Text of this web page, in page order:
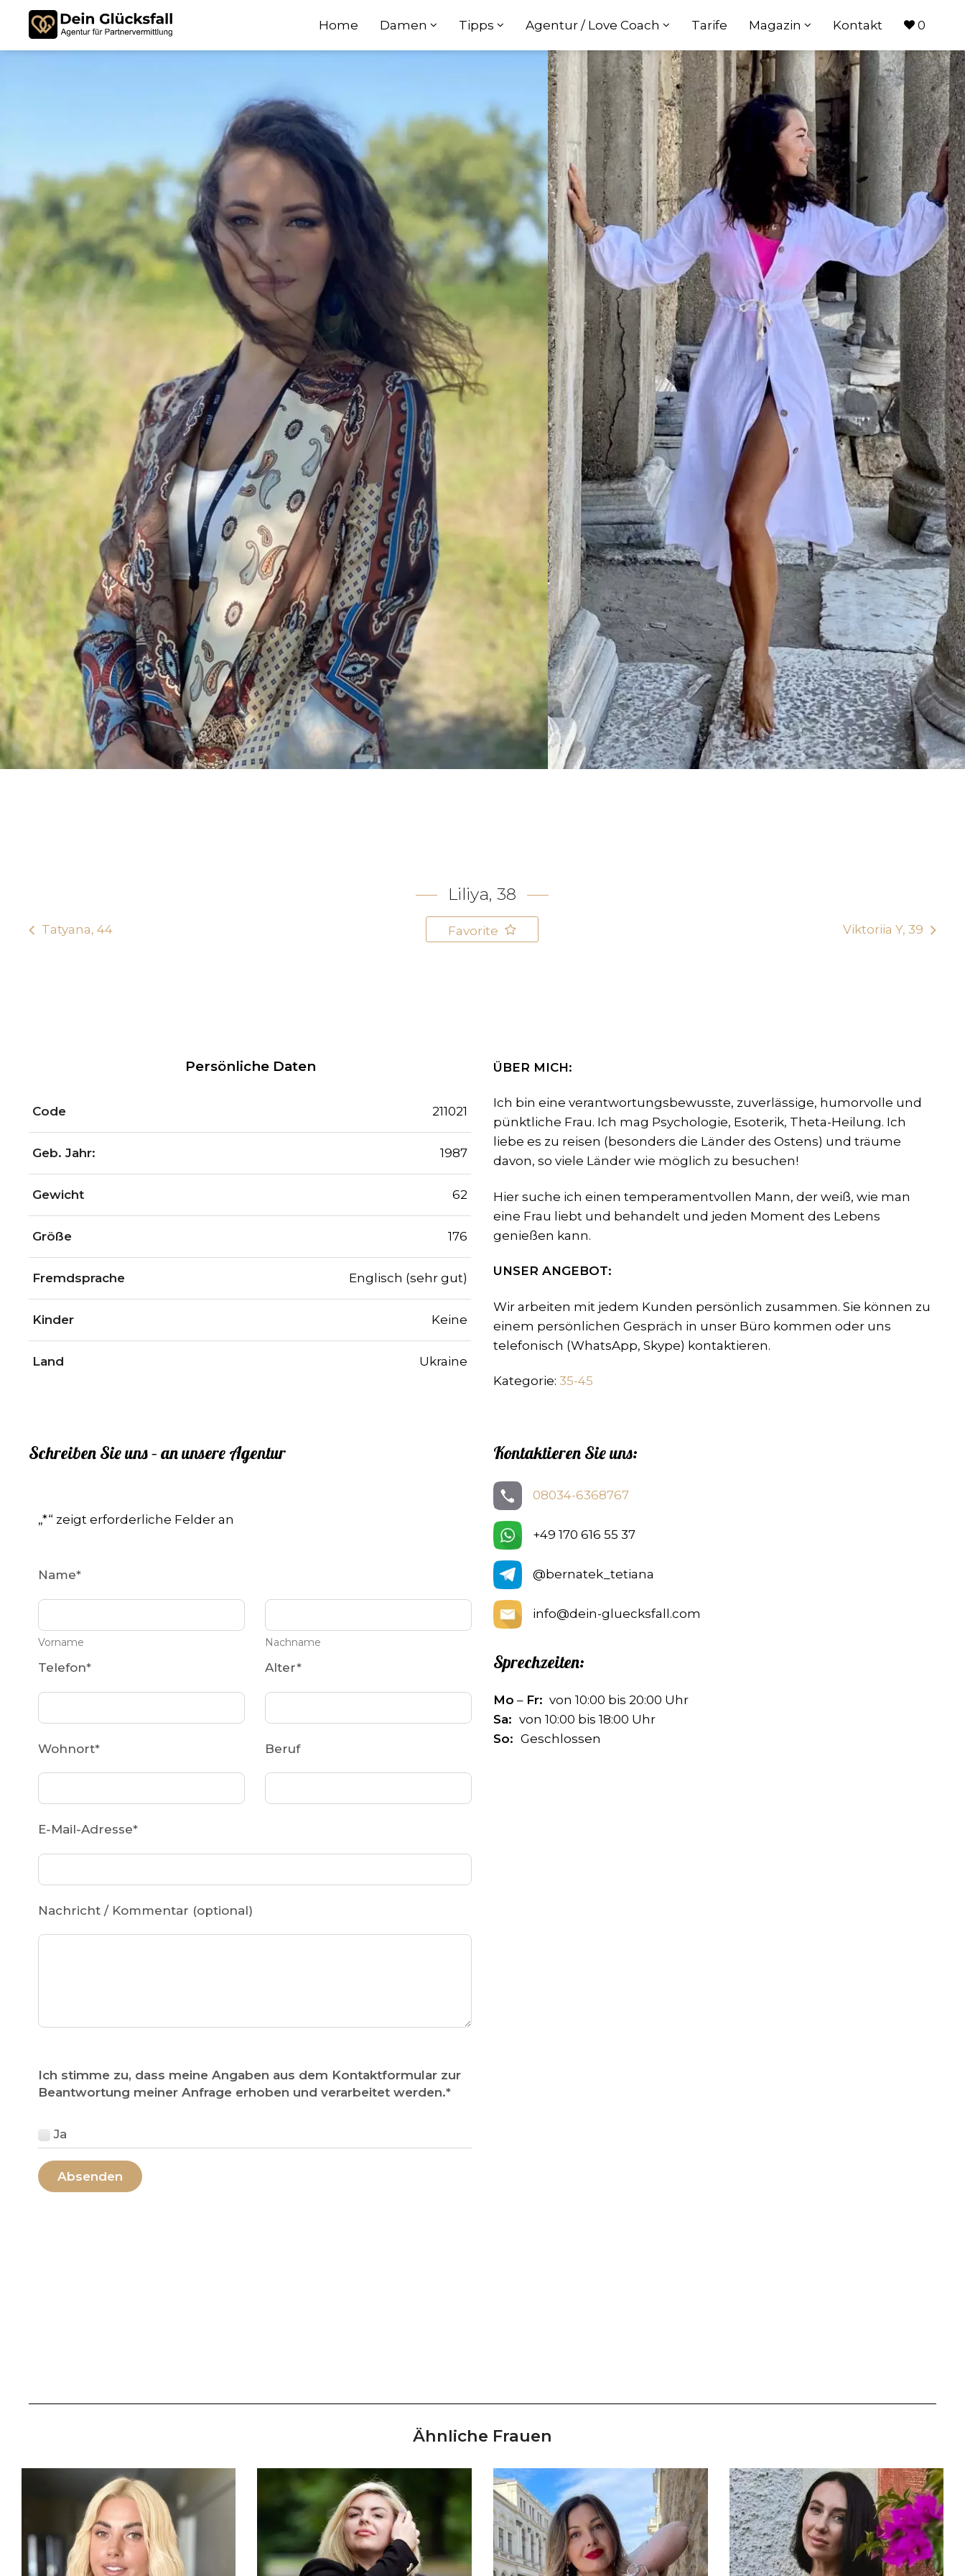
Home Damen Tipps Agentur / Love Coach Tarife Magazin Kontakt 0
Liliya, 38
Favorite
Tatyana, 44 Viktoriia Y, 39
Persönliche Daten
Code 211021
Geb. Jahr: 1987
Gewicht 62
Größe 176
Fremdsprache Englisch (sehr gut)
Kinder Keine
Land Ukraine
ÜBER MICH:
Ich bin eine verantwortungsbewusste, zuverlässige, humorvolle und
pünktliche Frau. Ich mag Psychologie, Esoterik, Theta-Heilung. Ich
liebe es zu reisen (besonders die Länder des Ostens) und träume
davon, so viele Länder wie möglich zu besuchen!
Hier suche ich einen temperamentvollen Mann, der weiß, wie man
eine Frau liebt und behandelt und jeden Moment des Lebens
genießen kann.
UNSER ANGEBOT:
Wir arbeiten mit jedem Kunden persönlich zusammen. Sie können zu
einem persönlichen Gespräch in unser Büro kommen oder uns
telefonisch (WhatsApp, Skype) kontaktieren.
Kategorie: 35-45
Schreiben Sie uns – an unsere Agentur
„*“ zeigt erforderliche Felder an
Name*
Vorname Nachname
Telefon* Alter*
Wohnort* Beruf
E-Mail-Adresse*
Nachricht / Kommentar (optional)
Ich stimme zu, dass meine Angaben aus dem Kontaktformular zur
Beantwortung meiner Anfrage erhoben und verarbeitet werden.*
Ja
Kontaktieren Sie uns:
08034-6368767
+49 170 616 55 37
@bernatek_tetiana
info@dein-gluecksfall.com
Sprechzeiten:
Mo – Fr: von 10:00 bis 20:00 Uhr
Sa: von 10:00 bis 18:00 Uhr
So: Geschlossen
Ähnliche Frauen